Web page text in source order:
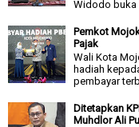
Widodo buka
Pemkot
Pajak
Wali Kota
hadiah
pembayar
Ditetapkan
Muhdlor Ali